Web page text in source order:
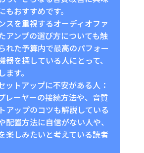
おすすめです。
スを重視するオーディオファ
アンプの選び方についても触
れた予算内で最高のパフォー
器を探している人にとって、
す。
ットアップに不安がある人：
レーヤーの接続方法や、音質
アップのコツも解説している
配置方法に自信がない人や、
楽しみたいと考えている読者